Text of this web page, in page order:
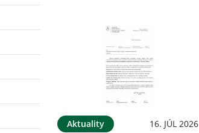
Aktuality 16. JÚL 2026